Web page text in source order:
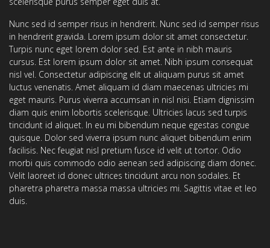
Nunc sed id semper risus in hendrerit. Nunc sed id semper risus
in hendrerit gravida. Lorem ipsum dolor sit amet consectetur.
Turpis nunc eget lorem dolor sed. Est ante in nibh mauris
cursus. Est lorem ipsum dolor sit amet. Nibh ipsum consequat
nisl vel. Consectetur adipiscing elit ut aliquam purus sit amet
luctus venenatis. Amet aliquam id diam maecenas ultricies mi
eget mauris. Purus viverra accumsan in nisl nisi. Etiam dignissim
diam quis enim lobortis scelerisque. Ultricies lacus sed turpis
tincidunt id aliquet. In eu mi bibendum neque egestas congue
quisque. Dolor sed viverra ipsum nunc aliquet bibendum enim
facilisis. Nec feugiat nisl pretium fusce id velit ut tortor. Odio
morbi quis commodo odio aenean sed adipiscing diam donec.
Velit laoreet id donec ultrices tincidunt arcu non sodales. Et
pharetra pharetra massa massa ultricies mi. Sagittis vitae et leo
duis.